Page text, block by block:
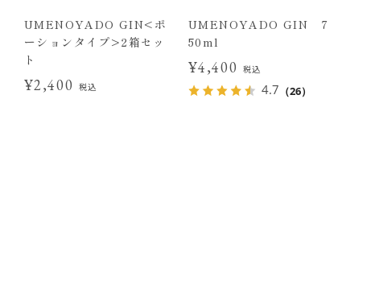
UMENOYADO GIN<ポ
ーションタイプ>2箱セッ
ト
¥2,400 税込
UMENOYADO GIN 7
50ml
¥4,400 税込
4.7 （26）